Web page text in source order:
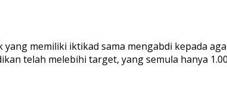
memiliki iktikad sama mengabdi kepada
telah melebihi target, yang semula hanya